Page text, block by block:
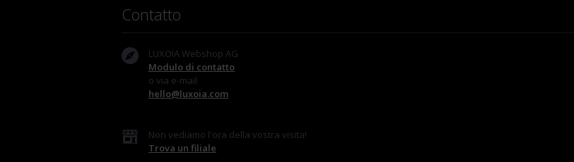
Contatto
LUXOIA Webshop AG
Modulo di contatto
o via e-mail
hello@luxoia.com
Non vediamo l'ora della vostra visita!
Trova un filiale